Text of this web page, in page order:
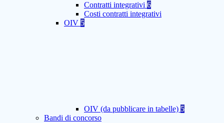
Contratti integrativi 6
Costi contratti integrativi
OIV 5
OIV (da pubblicare in tabelle) 5
Bandi di concorso